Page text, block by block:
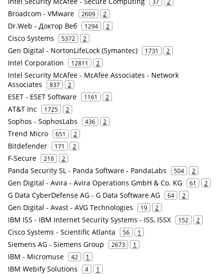
Broadcom - VMware 2609 2
Dr.Web - Доктор Веб 1294 2
Cisco Systems 5372 2
Gen Digital - NortonLifeLock (Symantec) 1731 2
Intel Corporation 12811 2
Intel Security McAfee - McAfee Associates - Network
Associates
837 2
ESET - ESET Software 1161 2
AT&T Inc 1725 2
Sophos - SophosLabs 436 2
Trend Micro 651 2
Bitdefender 171 2
F-Secure 216 2
Panda Security SL - Panda Software - PandaLabs 504 2
Gen Digital - Avira - Avira Operations GmbH & Co. KG 61 2
G Data CyberDefense AG - G Data Software AG 64 2
Gen Digital - Avast - AVG Technologies 19 2
IBM ISS - IBM Internet Security Systems - ISS, ISSX 152 2
Cisco Systems - Scientific Atlanta 56 1
Siemens AG - Siemens Group 2673 1
IBM - Micromuse 42 1
IBM Webify Solutions 4 1